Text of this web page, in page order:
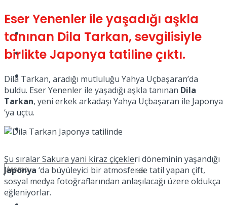
Kadınca
Dünya
Spor
Podcast
Eser Yenenler ile yaşadığı aşkla
tanınan Dila Tarkan, sevgilisiyle
birlikte Japonya tatiline çıktı.
Dila Tarkan, aradığı mutluluğu Yahya Uçbaşaran’da
buldu. Eser Yenenler ile yaşadığı aşkla tanınan Dila
Tarkan, yeni erkek arkadaşı Yahya Uçbaşaran ile Japonya
‘ya uçtu.
Şu sıralar Sakura yani kiraz çiçekleri döneminin yaşandığı
Japonya ‘da büyüleyici bir atmosferde tatil yapan çift,
sosyal medya fotoğraflarından anlaşılacağı üzere oldukça
eğleniyorlar.